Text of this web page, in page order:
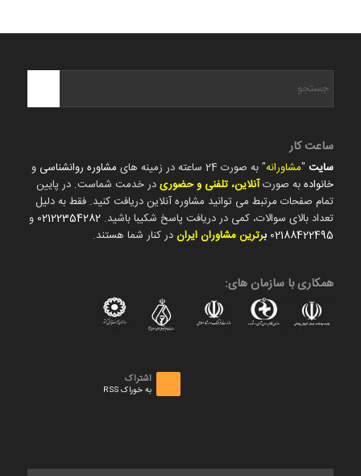
ساعت کار
سایت"مشاورانه" به صورت 24 ساعته در زمینه های مشاوره روانشناسی و
خانوادهبه صورتآنلاین، تلفنی و حضوریدر خدمت شماست. در پایین
تمام صفحات مرتبط می توانید مشاوره آنلاین دریافت کنید. فقط به دلیل
تعداد بالای سوالات، کمی در دریافت پاسخ شکیبا باشید. 02122354282 و
02188422495 برترین مشاوران ایراندر کنار شما هستند.
همکاری با سازمان های:
اشتراک
به خوراک RSS